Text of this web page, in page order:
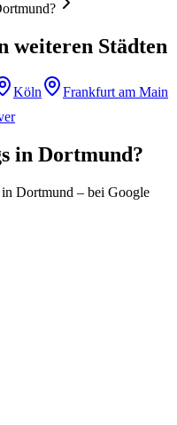
weiteren Städten
Köln
Frankfurt am Main
in Dortmund?
Dortmund – bei Google